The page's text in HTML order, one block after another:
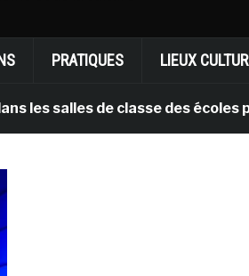
PRATIQUES LIEUX
de classe des écoles